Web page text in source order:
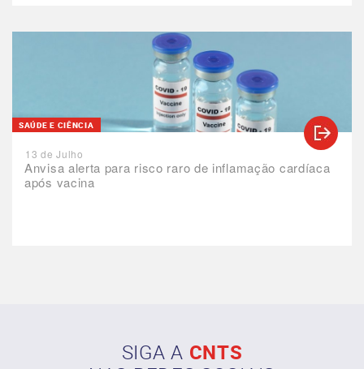
Anvisa alerta para risco raro de inflamação cardíaca
após vacina
SAÚDE E CIÊNCIA
13 de Julho
SIGA A CNTS